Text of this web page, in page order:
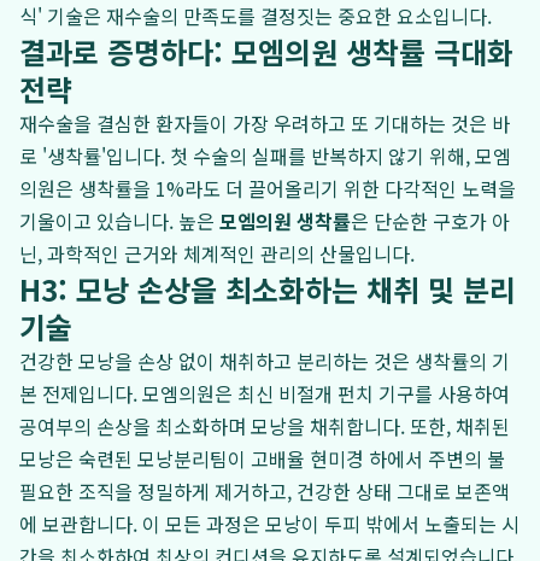
식' 기술은 재수술의 만족도를 결정짓는 중요한 요소입니다.
결과로 증명하다: 모엠의원 생착률 극대화
전략
재수술을 결심한 환자들이 가장 우려하고 또 기대하는 것은 바
로 '생착률'입니다. 첫 수술의 실패를 반복하지 않기 위해, 모엠
의원은 생착률을 1%라도 더 끌어올리기 위한 다각적인 노력을
기울이고 있습니다. 높은 모엠의원 생착률은 단순한 구호가 아
닌, 과학적인 근거와 체계적인 관리의 산물입니다.
H3: 모낭 손상을 최소화하는 채취 및 분리
기술
건강한 모낭을 손상 없이 채취하고 분리하는 것은 생착률의 기
본 전제입니다. 모엠의원은 최신 비절개 펀치 기구를 사용하여
공여부의 손상을 최소화하며 모낭을 채취합니다. 또한, 채취된
모낭은 숙련된 모낭분리팀이 고배율 현미경 하에서 주변의 불
필요한 조직을 정밀하게 제거하고, 건강한 상태 그대로 보존액
에 보관합니다. 이 모든 과정은 모낭이 두피 밖에서 노출되는 시